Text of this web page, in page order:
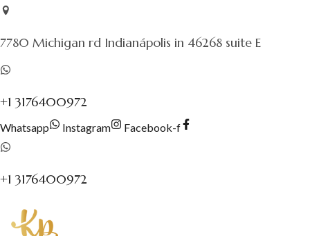
Saltar
contenido
7780 Michigan rd Indianápolis in 46268 suite E
+1 3176400972
Whatsapp Instagram Facebook-f
+1 3176400972